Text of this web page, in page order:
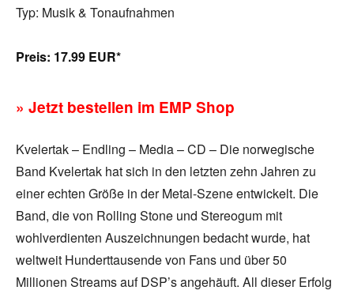
Typ: Musik & Tonaufnahmen
Preis: 17.99 EUR*
» Jetzt bestellen im EMP Shop
Kvelertak – Endling – Media – CD – Die norwegische
Band Kvelertak hat sich in den letzten zehn Jahren zu
einer echten Größe in der Metal-Szene entwickelt. Die
Band, die von Rolling Stone und Stereogum mit
wohlverdienten Auszeichnungen bedacht wurde, hat
weltweit Hunderttausende von Fans und über 50
Millionen Streams auf DSP’s angehäuft. All dieser Erfolg